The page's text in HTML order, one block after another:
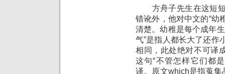
方舟子先生在这短短
错讹外，他对中文的“幼
清楚。幼稚是每个成年
气”是指人都长大了还作
相同，此处绝对不可译
这句“不管怎样它们都
译。原文which是指蒐集